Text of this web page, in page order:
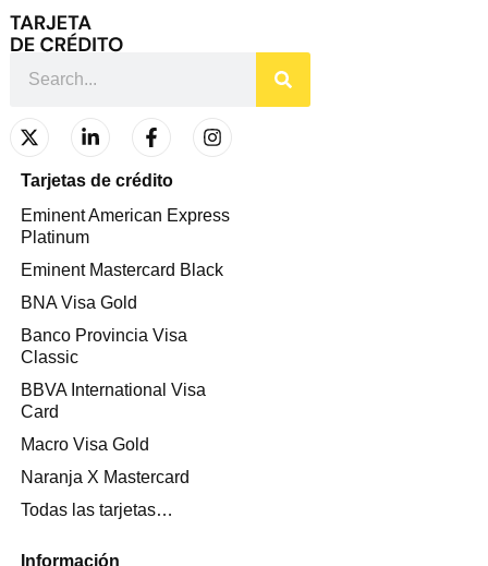
Tarjetas de crédito
Eminent American Express
Platinum
Eminent Mastercard Black
BNA Visa Gold
Banco Provincia Visa
Classic
BBVA International Visa
Card
Macro Visa Gold
Naranja X Mastercard
Todas las tarjetas…
Información